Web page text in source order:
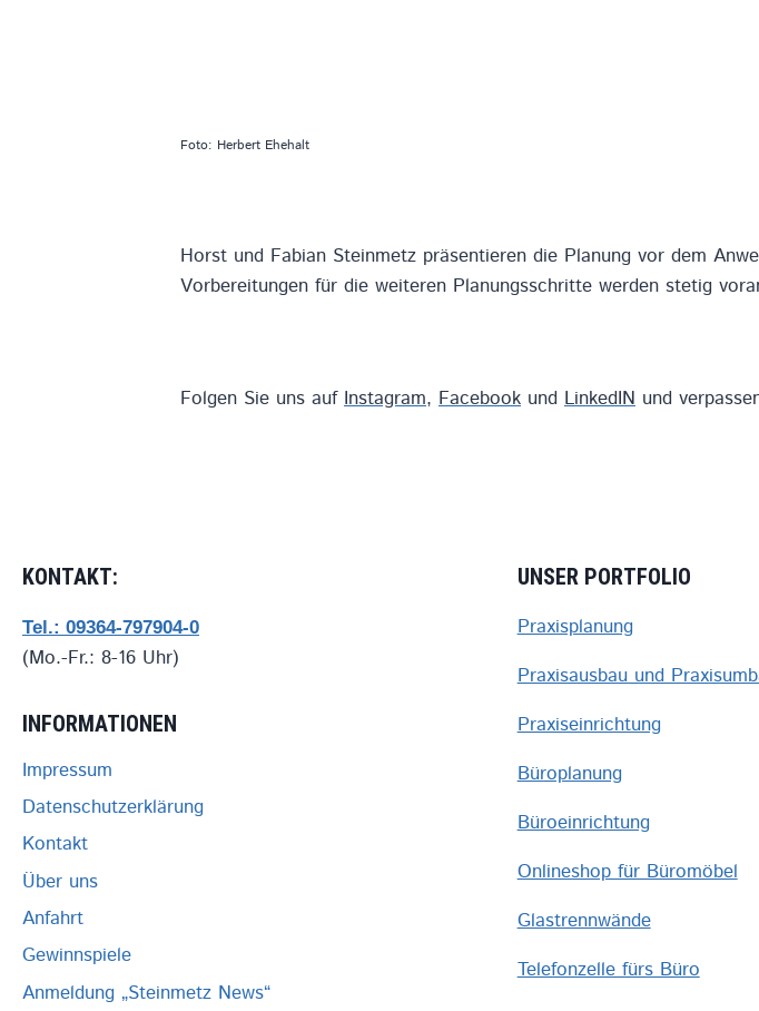
Foto: Herbert Ehehalt
Horst und Fabian Steinmetz präsentieren die Planung vor dem
Vorbereitungen für die weiteren Planungsschritte werden stetig
Folgen Sie uns auf Instagram, Facebook und LinkedIN und
KONTAKT:
Tel.: 09364-797904-0
(Mo.-Fr.: 8-16 Uhr)
INFORMATIONEN
Impressum
Datenschutzerklärung
Kontakt
Über uns
Anfahrt
Gewinnspiele
Anmeldung „Steinmetz News“
UNSER PORTFOLIO
Praxisplanung
Praxisausbau und
Praxiseinrichtung
Büroplanung
Büroeinrichtung
Onlineshop für Büromöbel
Glastrennwände
Telefonzelle fürs Büro